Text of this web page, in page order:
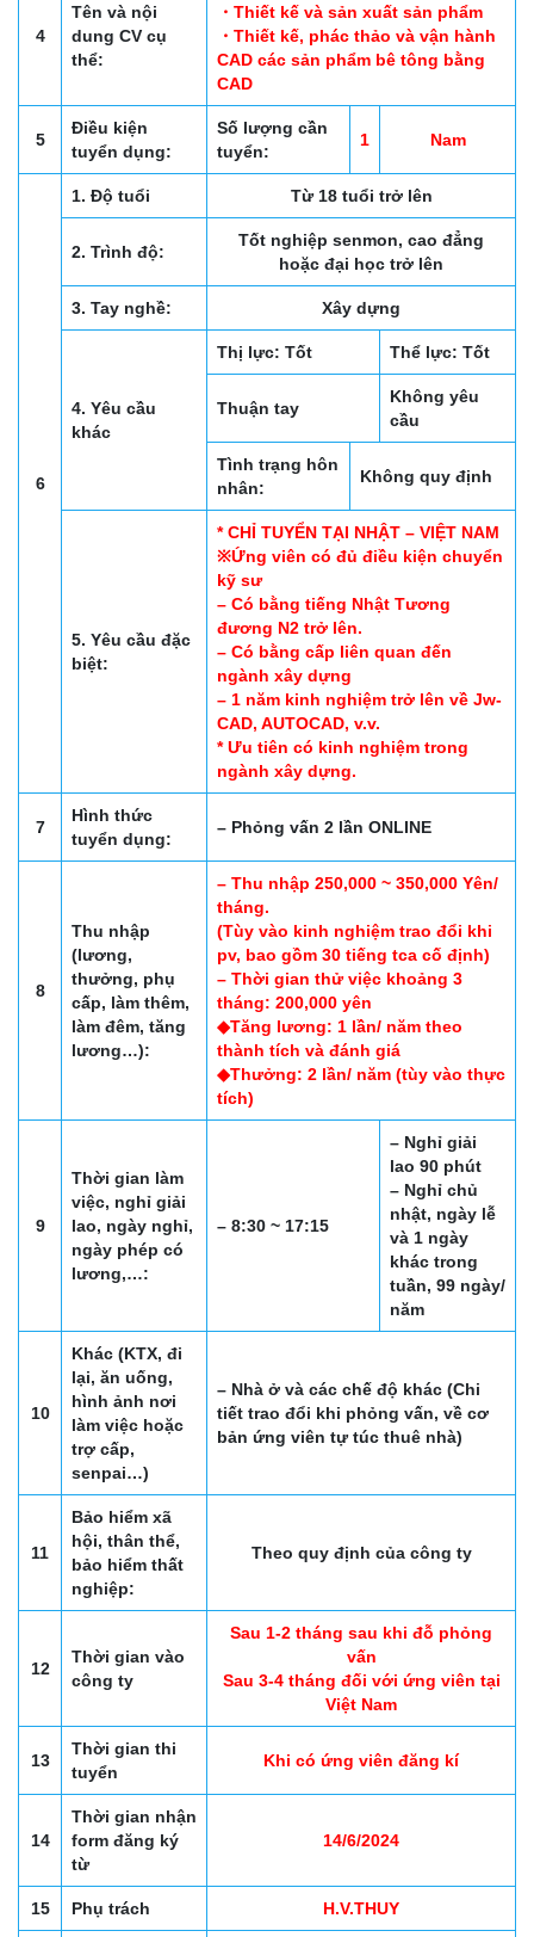
4
Tên và nội
dung CV cụ
thể:
・Thiết kế và sản xuất sản phẩm
・Thiết kế, phác thảo và vận hành
CAD các sản phẩm bê tông bằng
CAD
5
Điều kiện
tuyển dụng:
Số lượng cần
tuyển:
1 Nam
6
1. Độ tuổi Từ 18 tuổi trở lên
2. Trình độ:
Tốt nghiệp senmon, cao đẳng
hoặc đại học trở lên
3. Tay nghề: Xây dựng
4. Yêu cầu
khác
Thị lực: Tốt Thể lực: Tốt
Thuận tay
Không yêu
cầu
Tình trạng hôn
nhân:
Không quy định
5. Yêu cầu đặc
biệt:
* CHỈ TUYỂN TẠI NHẬT – VIỆT NAM
※Ứng viên có đủ điều kiện chuyển
kỹ sư
– Có bằng tiếng Nhật Tương
đương N2 trở lên.
– Có bằng cấp liên quan đến
ngành xây dựng
– 1 năm kinh nghiệm trở lên về Jw-
CAD, AUTOCAD, v.v.
* Ưu tiên có kinh nghiệm trong
ngành xây dựng.
7
Hình thức
tuyển dụng:
– Phỏng vấn 2 lần ONLINE
8
Thu nhập
(lương,
thưởng, phụ
cấp, làm thêm,
làm đêm, tăng
lương…):
– Thu nhập 250,000 ~ 350,000 Yên/
tháng.
(Tùy vào kinh nghiệm trao đổi khi
pv, bao gồm 30 tiếng tca cố định)
– Thời gian thử việc khoảng 3
tháng: 200,000 yên
◆Tăng lương: 1 lần/ năm theo
thành tích và đánh giá
◆Thưởng: 2 lần/ năm (tùy vào thực
tích)
9
Thời gian làm
việc, nghỉ giải
lao, ngày nghỉ,
ngày phép có
lương,…:
– 8:30 ~ 17:15
– Nghỉ giải
lao 90 phút
– Nghỉ chủ
nhật, ngày lễ
và 1 ngày
khác trong
tuần, 99 ngày/
năm
10
Khác (KTX, đi
lại, ăn uống,
hình ảnh nơi
làm việc hoặc
trợ cấp,
senpai…)
– Nhà ở và các chế độ khác (Chi
tiết trao đổi khi phỏng vấn, về cơ
bản ứng viên tự túc thuê nhà)
11
Bảo hiểm xã
hội, thân thể,
bảo hiểm thất
nghiệp:
Theo quy định của công ty
12
Thời gian vào
công ty
Sau 1-2 tháng sau khi đỗ phỏng
vấn
Sau 3-4 tháng đối với ứng viên tại
Việt Nam
13
Thời gian thi
tuyển
Khi có ứng viên đăng kí
14
Thời gian nhận
form đăng ký
từ
14/6/2024
15 Phụ trách H.V.THUY